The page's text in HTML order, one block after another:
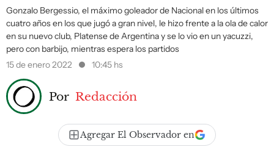
Gonzalo Bergessio, el máximo goleador de Nacional en los últimos
cuatro años en los que jugó a gran nivel, le hizo frente a la ola de calor
en su nuevo club, Platense de Argentina y se lo vio en un yacuzzi,
pero con barbijo, mientras espera los partidos
15 de enero 2022
10:45 hs
Por Redacción
Agregar El Observador en